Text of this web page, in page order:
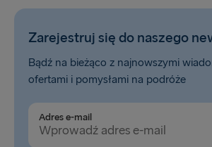
Harwich → Hoek van Holland
Belfast → Cairnryan
Rosslare → Fishguard
Holyhead → Dublin
Zarejestruj się do naszego
Bądź na bieżąco z najnowszymi
ofertami i pomysłami na podróże
Adres e-mail